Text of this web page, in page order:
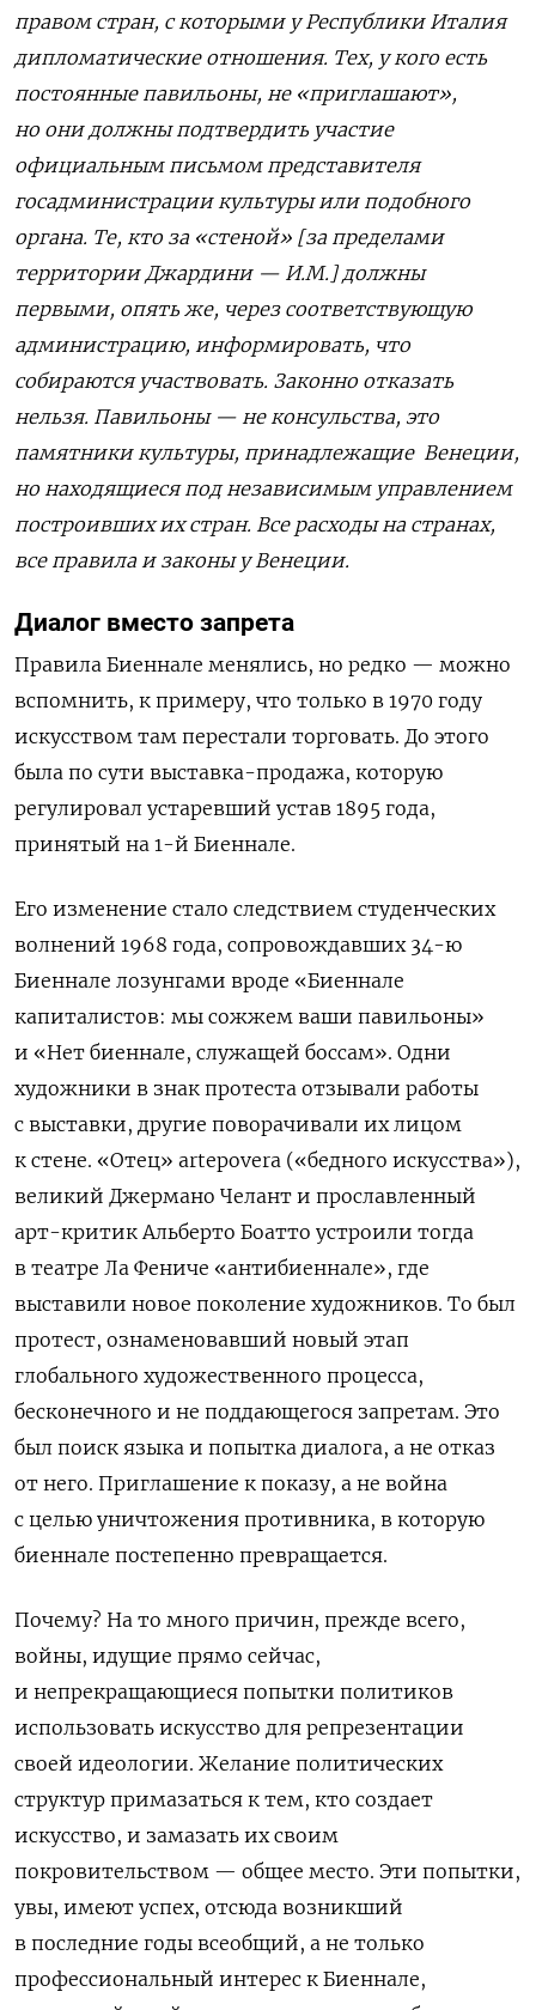
правом стран, с которыми у Республики Италия
дипломатические отношения. Тех, у кого есть
постоянные павильоны, не «приглашают»,
но они должны подтвердить участие
официальным письмом представителя
госадминистрации культуры или подобного
органа. Те, кто за «стеной» [за пределами
территории Джардини — И.М.] должны
первыми, опять же, через соответствующую
администрацию, информировать, что
собираются участвовать. Законно отказать
нельзя. Павильоны — не консульства, это
памятники культуры, принадлежащие Венеции,
но находящиеся под независимым управлением
построивших их стран. Все расходы на странах,
все правила и законы у Венеции.
Диалог вместо запрета
Правила Биеннале менялись, но редко — можно
вспомнить, к примеру, что только в 1970 году
искусством там перестали торговать. До этого
была по сути выставка-продажа, которую
регулировал устаревший устав 1895 года,
принятый на 1-й Биеннале.
Его изменение стало следствием студенческих
волнений 1968 года, сопровождавших 34-ю
Биеннале лозунгами вроде «Биеннале
капиталистов: мы сожжем ваши павильоны»
и «Нет биеннале, служащей боссам». Одни
художники в знак протеста отзывали работы
с выставки, другие поворачивали их лицом
к стене. «Отец» artepovera («бедного искусства»),
великий Джермано Челант и прославленный
арт-критик Альберто Боатто устроили тогда
в театре Ла Фениче «антибиеннале», где
выставили новое поколение художников. То был
протест, ознаменовавший новый этап
глобального художественного процесса,
бесконечного и не поддающегося запретам. Это
был поиск языка и попытка диалога, а не отказ
от него. Приглашение к показу, а не война
с целью уничтожения противника, в которую
биеннале постепенно превращается.
Почему? На то много причин, прежде всего,
войны, идущие прямо сейчас,
и непрекращающиеся попытки политиков
использовать искусство для репрезентации
своей идеологии. Желание политических
структур примазаться к тем, кто создает
искусство, и замазать их своим
покровительством — общее место. Эти попытки,
увы, имеют успех, отсюда возникший
в последние годы всеобщий, а не только
профессиональный интерес к Биеннале,